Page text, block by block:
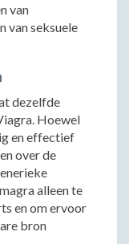
van
van seksuele
dezelfde
Hoewel
en effectief
over de
alleen te
en om ervoor
bron